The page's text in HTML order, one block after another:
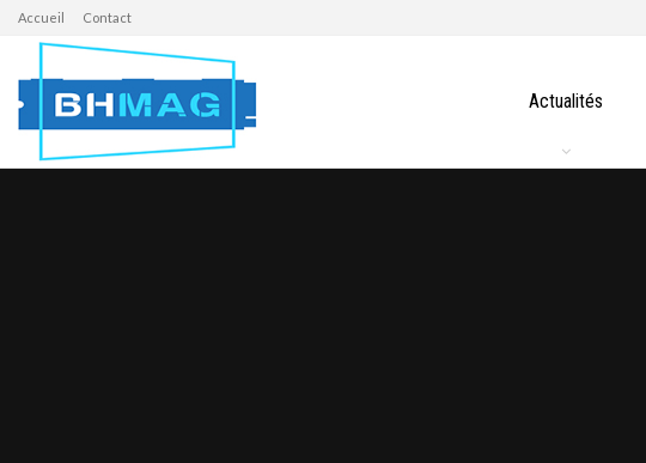
Accueil Contact
Actualités